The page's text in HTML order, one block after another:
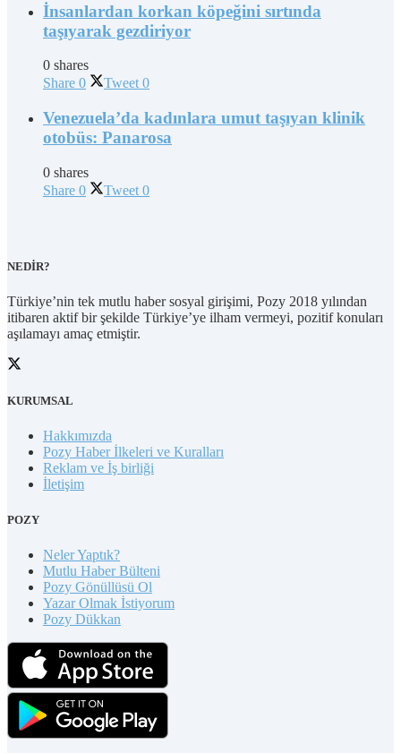
İnsanlardan korkan köpeğini sırtında
taşıyarak gezdiriyor
0 shares
Share 0 Tweet 0
Venezuela’da kadınlara umut taşıyan klinik
otobüs: Panarosa
0 shares
Share 0 Tweet 0
NEDİR?
Türkiye’nin tek mutlu haber sosyal girişimi, Pozy 2018 yılından
itibaren aktif bir şekilde Türkiye’ye ilham vermeyi, pozitif konuları
aşılamayı amaç etmiştir.
KURUMSAL
Hakkımızda
Pozy Haber İlkeleri ve Kuralları
Reklam ve İş birliği
İletişim
POZY
Neler Yaptık?
Mutlu Haber Bülteni
Pozy Gönüllüsü Ol
Yazar Olmak İstiyorum
Pozy Dükkan